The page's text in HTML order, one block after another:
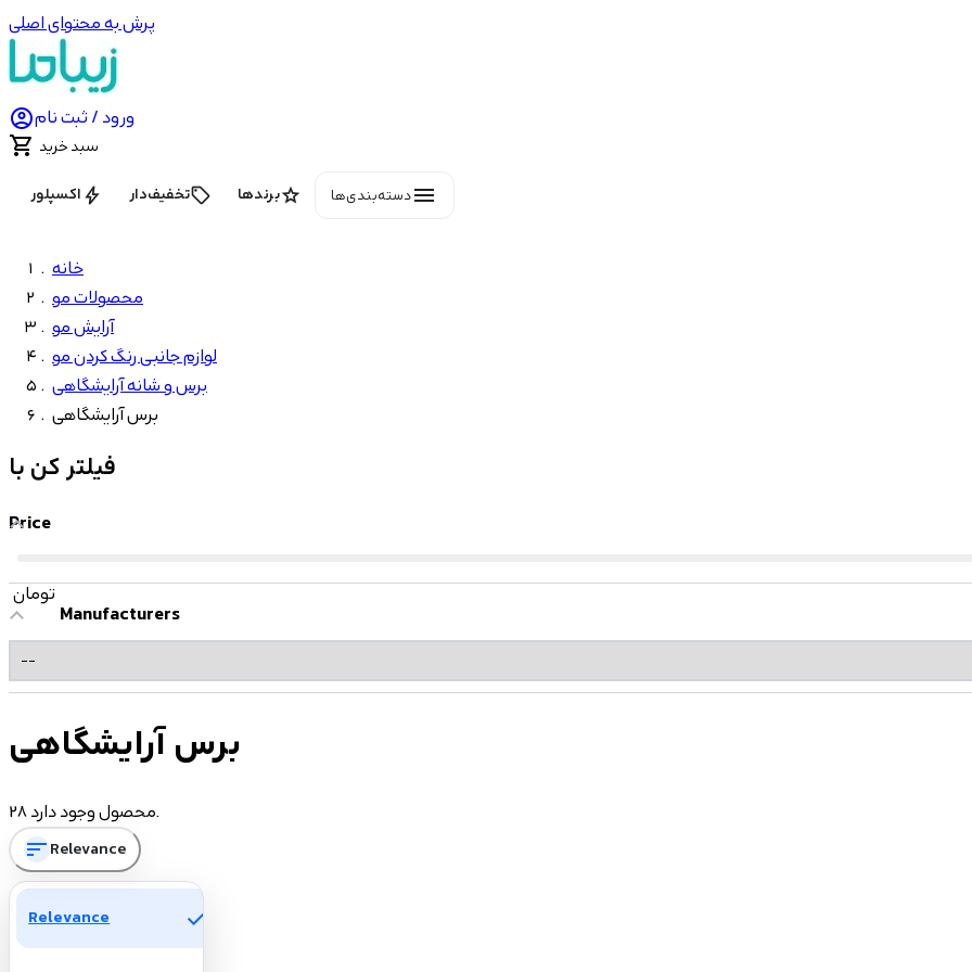
پرش به محتوای اصلی
ورود / ثبت نام
 سبد خرید
menuدسته‌بندی‌ها starبرندها local_offerتخفیف‌دار boltاکسپلور
خانه
محصولات مو
آرایش مو
لوازم جانبی رنگ کردن مو
برس و شانه آرایشگاهی
برس آرایشگاهی
فیلتر کن با
Price
تومان
Manufacturers
برس آرایشگاهی
28 محصول وجود دارد.
sortRelevance
Relevance check